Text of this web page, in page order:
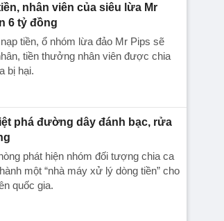
nhân viên của siêu lừa Mr
6 tỷ đồng
tiền, ổ nhóm lừa đảo Mr Pips sẽ
tiền thưởng nhân viên được chia
bị hại.
phá đường dây đánh bạc, rửa
phát hiện nhóm đối tượng chia ca
một “nhà máy xử lý dòng tiền” cho
quốc gia.